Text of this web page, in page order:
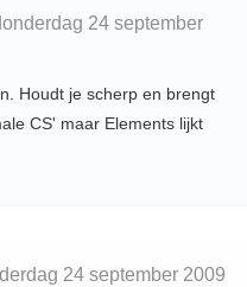
24 september
Houdt je scherp en brengt
CS' maar Elements lijkt
24 september 2009